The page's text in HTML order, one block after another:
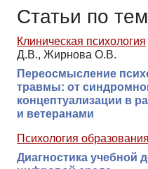
Статьи по
Клиническая психология
Д.В., Жирнова О.В.
Переосмысление
травмы: от
концептуализации в
и ветеранами
Психология образования
Диагностика учебной